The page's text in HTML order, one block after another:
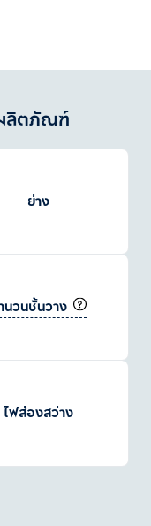
ลิตภัณฑ์
ย่าง
นวนชั้นวาง
ไฟส่องสว่าง